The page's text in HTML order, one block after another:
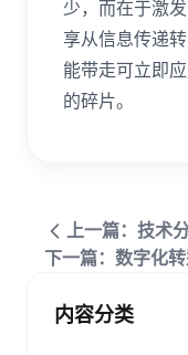
少，而在于激
享从信息传递
能带走可立即
的碎片。
上一篇：技术
内容分类